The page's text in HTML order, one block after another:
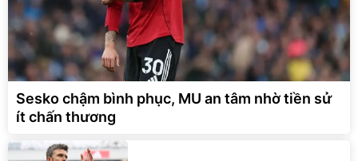
Sesko chậm bình phục, MU an tâm nhờ tiền sử
ít chấn thương